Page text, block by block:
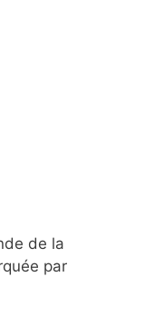
de la
par